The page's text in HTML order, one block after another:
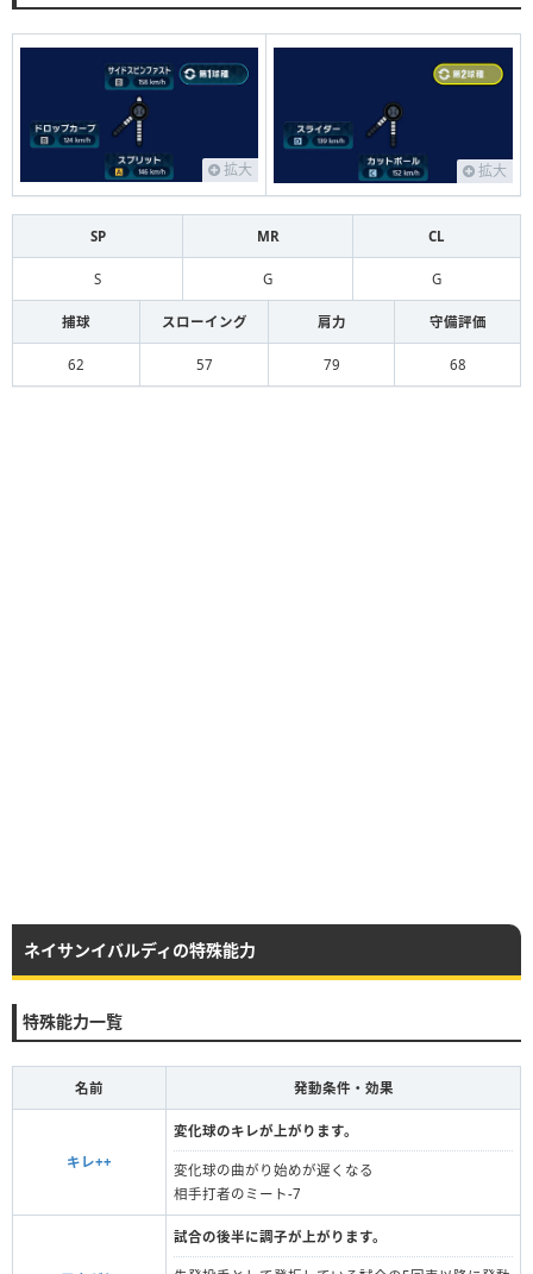
拡大 拡大
SP MR CL
S G G
捕球 スローイング 肩力 守備評価
62 57 79 68
ネイサンイバルディの特殊能力
特殊能力一覧
名前 発動条件・効果
キレ++
変化球のキレが上がります。
変化球の曲がり始めが遅くなる
相手打者のミート-7
試合の後半に調子が上がります。